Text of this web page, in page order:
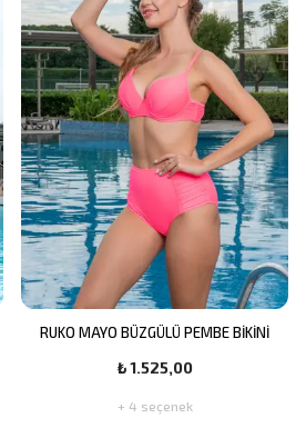
RUKO MAYO BÜZGÜLÜ PEMBE BİKİNİ
₺ 1.525,00
+ 4 seçenek